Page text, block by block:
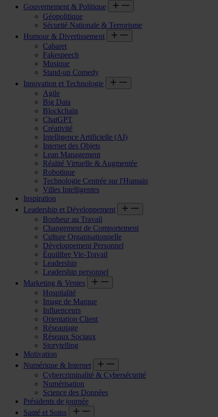
Gouvernement & Politique
Géopolitique
Sécurité Nationale & Terrorisme
Humour & Divertissement
Cabaret
Fakespeech
Musique
Stand-up Comedy
Innovation et Technologie
Agile
Big Data
Blockchain
ChatGPT
Créativité
Intelligence Artificielle (AI)
Internet des Objets
Lean Management
Réalité Virtuelle & Augmentée
Robotique
Technologie Centrée sur l'Humain
Villes Intelligentes
Inspiration
Leadership et Développement
Bonheur au Travail
Changement de Comportement
Culture Organisationnelle
Développement Personnel
Équilibre Vie-Travail
Leadership
Leadership personnel
Marketing & Ventes
Hospitalité
Image de Marque
Influenceurs
Orientation Client
Réseautage
Réseaux Sociaux
Storytelling
Motivation
Numérique & Internet
Cybercriminalité & Cybersécurité
Numérisation
Science des Données
Présidents de journée
Santé et Soins